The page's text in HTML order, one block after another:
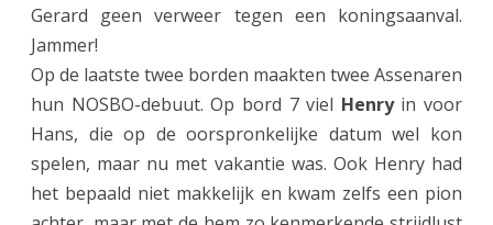
Gerard geen verweer tegen een koningsaanval.
Jammer!
Op de laatste twee borden maakten twee Assenaren
hun NOSBO-debuut. Op bord 7 viel Henryin voor
Hans, die op de oorspronkelijke datum wel kon
spelen, maar nu met vakantie was. Ook Henry had
het bepaald niet makkelijk en kwam zelfs een pion